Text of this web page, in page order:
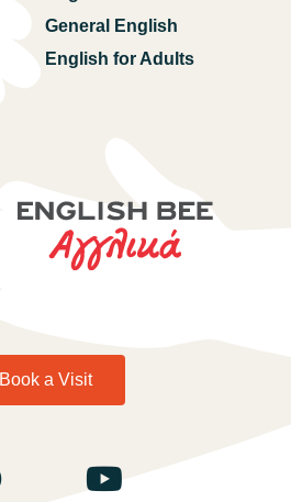
General English
English for Adults
Book a Visit